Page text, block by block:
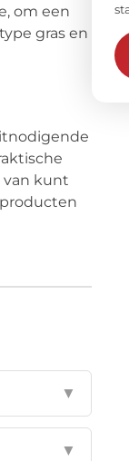
om een
gras en
van kunt
▼
▼